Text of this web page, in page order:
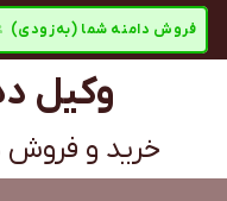
فروش دامنه شما (به‌زودی)
وکیل
خرید و فروش